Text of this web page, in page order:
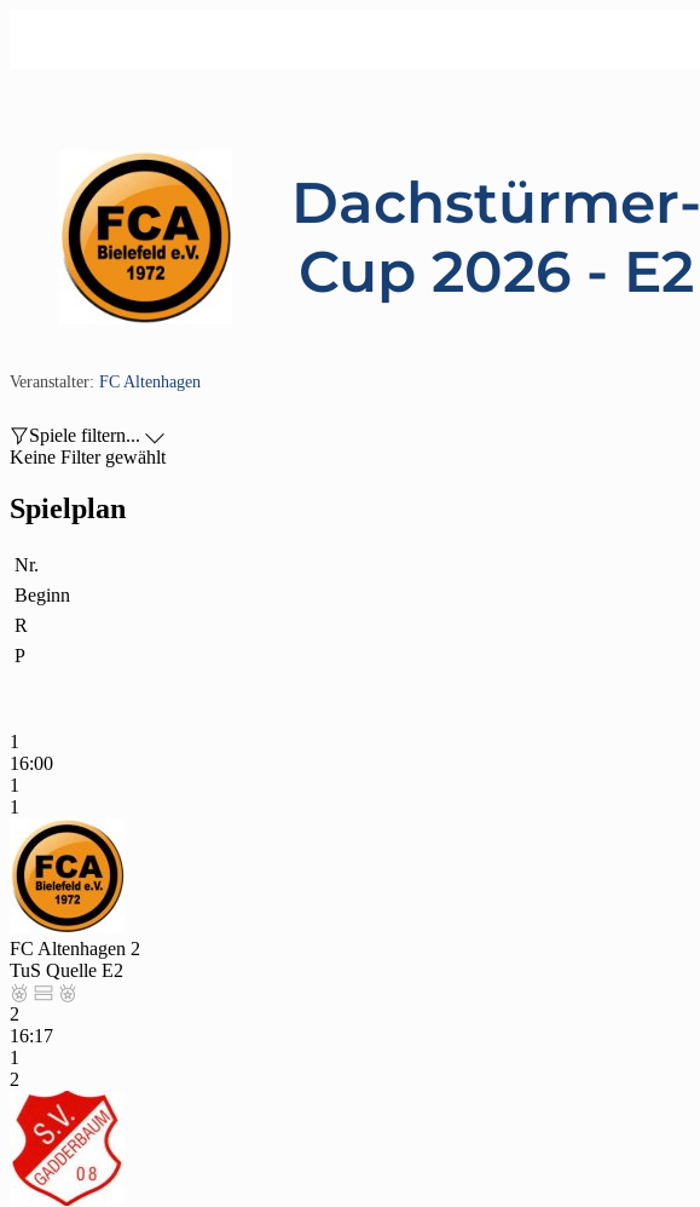
Veranstalter: FC Altenhagen
Dachstürmer-
Cup 2026 - E2
Spiele filtern... 
Keine Filter gewählt
Spielplan
Nr.
Beginn
R
P
1
16:00
1
1
FC Altenhagen 2
TuS Quelle E2
  
2
16:17
1
2